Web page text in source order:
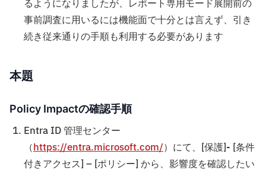
るようになりましたが、レポート専用モード展開前の
事前調査に用いるには機能面で十分とは言えず、引き
続き従来通りの手順も利用する必要があります
本題
Policy Impactの確認手順
Entra ID 管理センター
（https://entra.microsoft.com/）にて、[保護]- [条件
付きアクセス] – [ポリシー] から、影響度を確認したい